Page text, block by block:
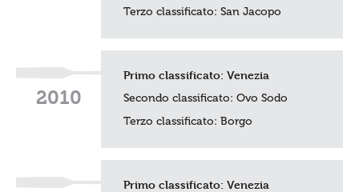
Terzo classificato:San Jacopo
2010
Primo classificato:Venezia
Secondo classificato:Ovo Sodo
Terzo classificato: Borgo
Primo classificato:Venezia